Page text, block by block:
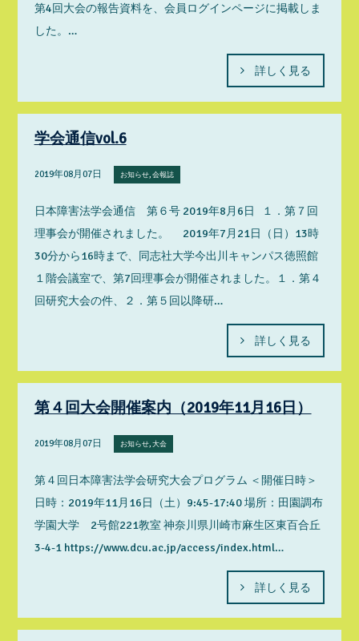
第4回大会の報告資料を、会員ログインページに掲載しま
した。…
詳しく見る
学会通信vol.6
2019年08月07日 お知らせ, 会報誌
日本障害法学会通信 第６号 2019年8月6日 １．第７回
理事会が開催されました。 2019年7月21日（日）13時
30分から16時まで、同志社大学今出川キャンパス徳照館
１階会議室で、第7回理事会が開催されました。１．第４
回研究大会の件、２．第５回以降研…
詳しく見る
第４回大会開催案内（2019年11月16日）
2019年08月07日 お知らせ, 大会
第４回日本障害法学会研究大会プログラム ＜開催日時＞
日時：2019年11月16日（土）9:45-17:40 場所：田園調布
学園大学 2号館221教室 神奈川県川崎市麻生区東百合丘
3-4-1 https://www.dcu.ac.jp/access/index.html…
詳しく見る